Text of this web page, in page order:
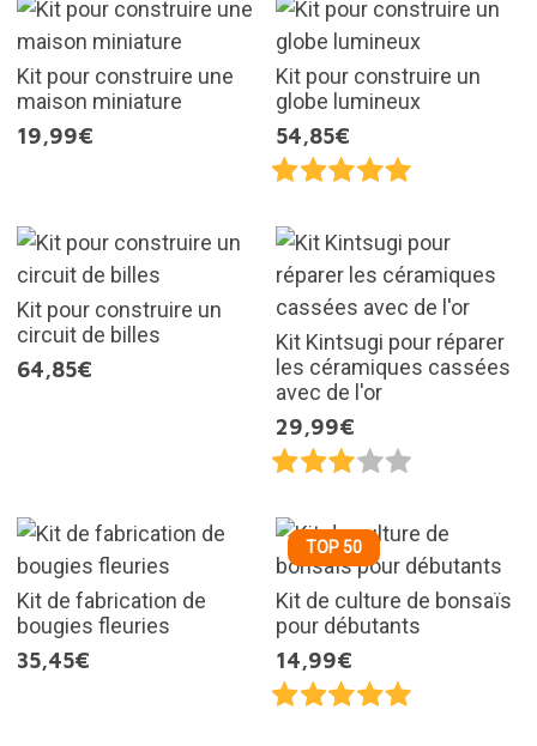
Kit pour construire une
maison miniature
19,99€
Kit pour construire un
globe lumineux
54,85€
Kit pour construire un
circuit de billes
64,85€
Kit Kintsugi pour réparer
les céramiques cassées
avec de l'or
29,99€
Kit de fabrication de
bougies fleuries
35,45€
TOP 50
Kit de culture de bonsaïs
pour débutants
14,99€